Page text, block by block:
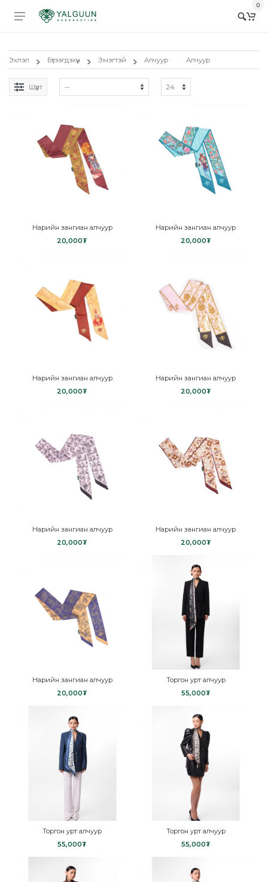
0
Эхлэл Бүтээгдэхүүн Эмэгтэй Алчуур Алчуур
Шүүлт
Нарийн зангиан алчуур
20,000₮
Нарийн зангиан алчуур
20,000₮
Нарийн зангиан алчуур
20,000₮
Нарийн зангиан алчуур
20,000₮
Нарийн зангиан алчуур
20,000₮
Нарийн зангиан алчуур
20,000₮
Нарийн зангиан алчуур
20,000₮
Торгон урт алчуур
55,000₮
Торгон урт алчуур
55,000₮
Торгон урт алчуур
55,000₮